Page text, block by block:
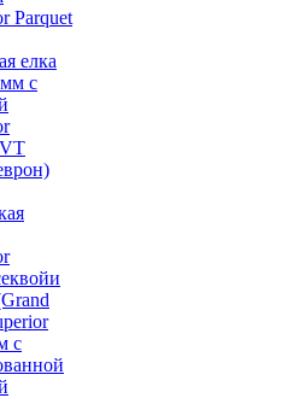
Parquet
елка
с
с